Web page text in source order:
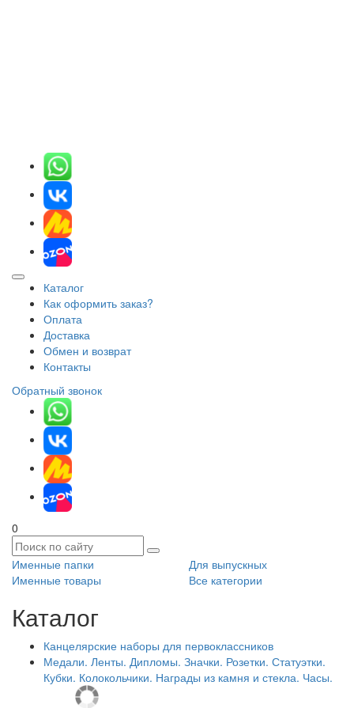
Каталог
Как оформить заказ?
Оплата
Доставка
Обмен и возврат
Контакты
Обратный звонок
0
Именные папки
Для выпускных
Именные товары
Все категории
Каталог
Канцелярские наборы для первоклассников
Медали. Ленты. Дипломы. Значки. Розетки. Статуэтки.
Кубки. Колокольчики. Награды из камня и стекла. Часы.